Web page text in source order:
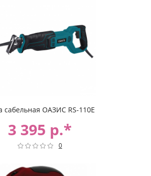
сабельная ОАЗИС RS-110E
3 395 р.*
0